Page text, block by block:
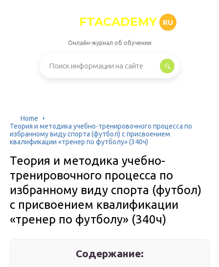
FTACADEMY RU
Онлайн-журнал об обучении
Home
Теория и методика учебно-тренировочного процесса по
избранному виду спорта (футбол) с присвоением
квалификации «тренер по футболу» (340ч)
Теория и методика учебно-
тренировочного процесса по
избранному виду спорта (футбол)
с присвоением квалификации
«тренер по футболу» (340ч)
Содержание: